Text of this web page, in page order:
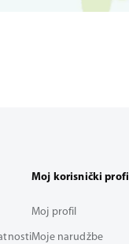
Moj korisnički profil
Moj profil
Moje narudžbe